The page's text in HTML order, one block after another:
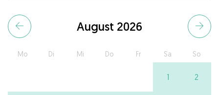
August 2026
Mo Di Mi Do Fr Sa So
1 2